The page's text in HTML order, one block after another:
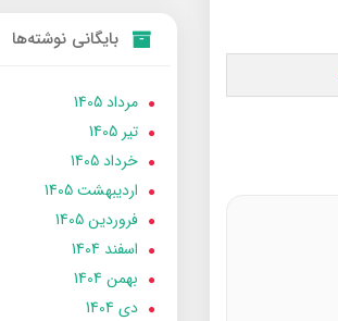
بایگانی نوشته‌ها
مرداد 1405
تير 1405
خرداد 1405
ارديبهشت 1405
فروردین 1405
اسفند 1404
بهمن 1404
دی 1404